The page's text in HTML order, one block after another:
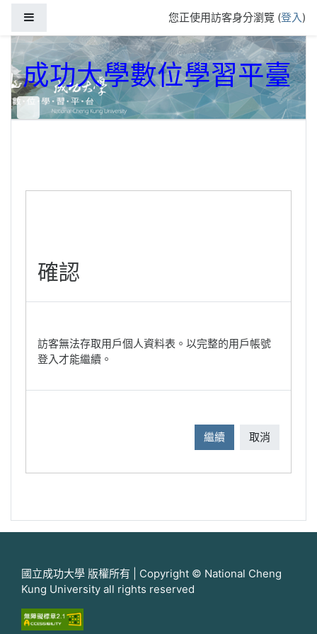
您正使用訪客身分瀏覽 (登入)
成功大學數位學習平臺
確認
訪客無法存取用戶個人資料表。以完整的用戶帳號
登入才能繼續。
繼續 取消
國立成功大學 版權所有 | Copyright © National Cheng
Kung University all rights reserved